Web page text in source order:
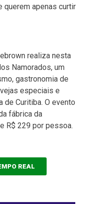
apenas curtir
realiza nesta
Namorados, um
gastronomia de
especiais e
de Curitiba. O evento
fábrica da
R$ 229 por pessoa.
REAL